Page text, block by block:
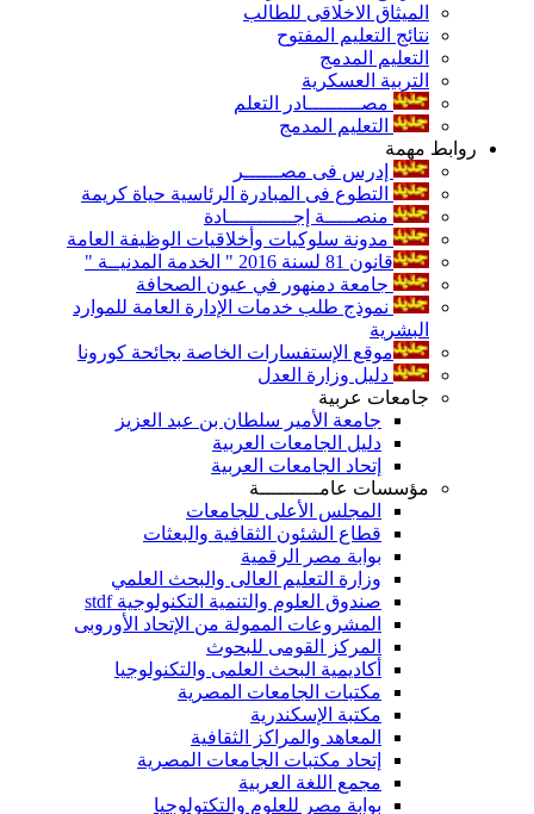
الميثاق الاخلاقى للطالب
نتائج التعليم المفتوح
التعليم المدمج
التربية العسكرية
مصـــــــــادر التعلم
التعليم المدمج
روابط مهمة
إدرس فى مصــــــر
التطوع فى المبادرة الرئاسية حياة كريمة
منصـــــة إجـــــــــــادة
مدونة سلوكيات وأخلاقيات الوظيفة العامة
قانون 81 لسنة 2016 " الخدمة المدنيــة "
جامعة دمنهور في عيون الصحافة
نموذج طلب خدمات الإدارة العامة للموارد
البشرية
موقع الإستفسارات الخاصة بجائحة كورونا
دليل وزارة العدل
جامعات عربية
جامعة الأمير سلطان بن عبد العزيز
دليل الجامعات العربية
إتحاد الجامعات العربية
مؤسسات عامــــــــــة
المجلس الأعلى للجامعات
قطاع الشئون الثقافية والبعثات
بوابة مصر الرقمية
وزارة التعليم العالى والبحث العلمي
صندوق العلوم والتنمية التكنولوجية stdf
المشروعات الممولة من الإتحاد الأوروبى
المركز القومى للبحوث
أكاديمية البحث العلمى والتكنولوجيا
مكتبات الجامعات المصرية
مكتبة الإسكندرية
المعاهد والمراكز الثقافية
إتحاد مكتبات الجامعات المصرية
مجمع اللغة العربية
بوابة مصر للعلوم والتكتولوجيا